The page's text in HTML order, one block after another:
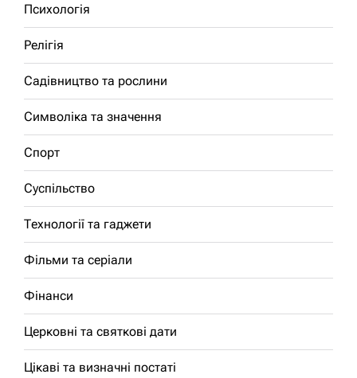
Психологія
Релігія
Садівництво та рослини
Символіка та значення
Спорт
Суспільство
Технології та гаджети
Фільми та серіали
Фінанси
Церковні та святкові дати
Цікаві та визначні постаті